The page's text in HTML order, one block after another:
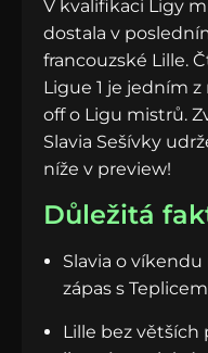
V kvalifikaci Ligy
dostala v
francouzské Lille.
Ligue 1 je jedním
off o Ligu mistrů.
Slavia Sešívky
níže v preview!
Důležitá
Slavia o
zápas s
Lille bez